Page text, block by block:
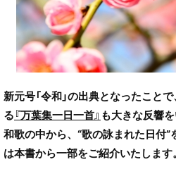
新元号「令和」の出典となったこと
る『万葉集一日一首』 も大きな反響
和歌の中から、“歌の詠まれた日付
は本書から一部をご紹介いたします。